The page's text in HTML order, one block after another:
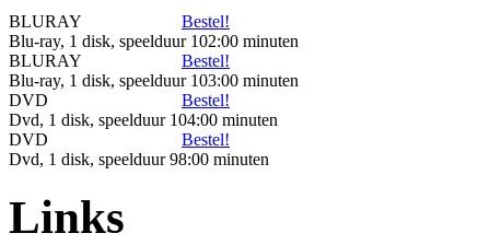
BLURAY
Bestel!
Blu-ray, 1 disk, speelduur 102:00 minuten
BLURAY
Bestel!
Blu-ray, 1 disk, speelduur 103:00 minuten
DVD
Bestel!
Dvd, 1 disk, speelduur 104:00 minuten
DVD
Bestel!
Dvd, 1 disk, speelduur 98:00 minuten
Links